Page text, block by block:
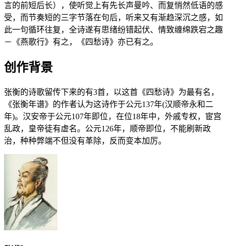
言的前短后长），使听觉上有先长声曼吟、而复悄然低语的感
受，而节奏短的三字节落在句后，听来又有渐趋深沉之感，如
此一句循环往复，全诗遂有思绪纷错起伏、情致缠绵跌宕之趣
－《燕歌行》有之，《四愁诗》亦已有之。
创作背景
张衡的诗歌留传下来的有3首，以这首《四愁诗》为最有名，
《张衡年谱》的作者认为这诗作于公元137年(汉顺帝永和二
年)。汉安帝于公元107年即位，在位18年中，外戚专权，宦宫
乱政，皇帝徒有虚名。公元126年，顺帝即位，不能刷新政
治，种种弊端不但没有革除，反而变本加厉。